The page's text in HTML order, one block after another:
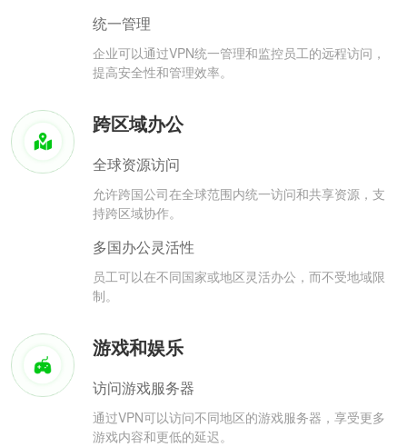
统一管理
企业可以通过VPN统一管理和监控员工的远程访问，
提高安全性和管理效率。
跨区域办公
全球资源访问
允许跨国公司在全球范围内统一访问和共享资源，支
持跨区域协作。
多国办公灵活性
员工可以在不同国家或地区灵活办公，而不受地域限
制。
游戏和娱乐
访问游戏服务器
通过VPN可以访问不同地区的游戏服务器，享受更多
游戏内容和更低的延迟。